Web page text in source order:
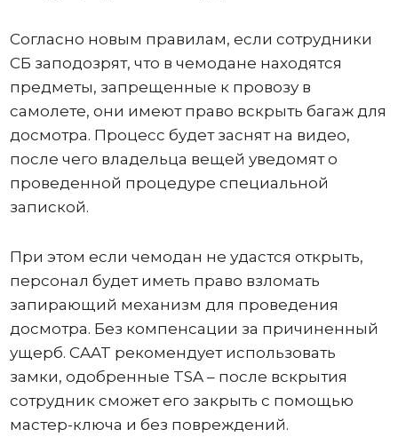
Согласно новым правилам, если сотрудники
СБ заподозрят, что в чемодане ​​находятся
предметы, запрещенные к провозу в
самолете, они имеют право вскрыть багаж для
досмотра. Процесс будет заснят на видео,
после чего владельца вещей уведомят о
проведенной процедуре специальной
запиской.
При этом если чемодан не удастся открыть,
персонал будет иметь право взломать
запирающий механизм для проведения
досмотра. Без компенсации за причиненный
ущерб. CAAT рекомендует использовать
замки, одобренные TSA – после вскрытия
сотрудник сможет его закрыть с помощью
мастер-ключа и без повреждений.